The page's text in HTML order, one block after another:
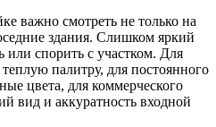
важно смотреть не только на
здания. Слишком яркий
или спорить с участком. Для
палитру, для постоянного
цвета, для коммерческого
вид и аккуратность входной